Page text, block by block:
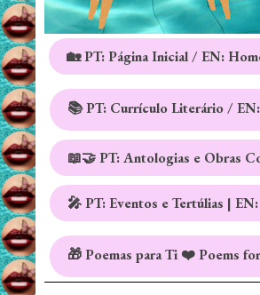
🏡 PT: Página Inicial / EN:
📚 PT: Currículo Literário /
📖🤝 PT: Antologias e Obras
🎤 PT: Eventos e Tertúlias |
🎁 Poemas para Ti ❤️ Poems